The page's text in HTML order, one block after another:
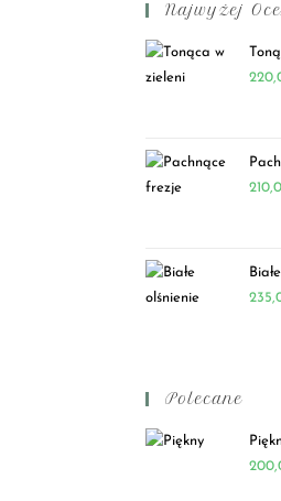
Najwyżej
Polecane